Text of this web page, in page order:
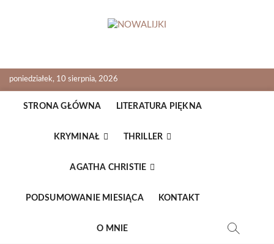
poniedziałek, 10 sierpnia, 2026
STRONA GŁÓWNA LITERATURA PIĘKNA
KRYMINAŁ THRILLER
AGATHA CHRISTIE
PODSUMOWANIE MIESIĄCA KONTAKT
O MNIE